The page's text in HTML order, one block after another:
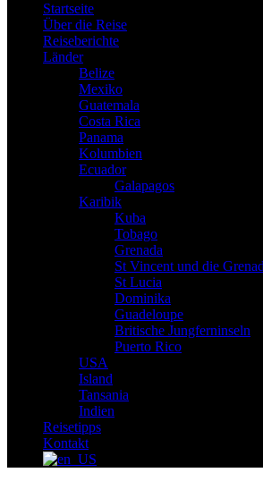
Startseite
Über die Reise
Reiseberichte
Länder
Belize
Mexiko
Guatemala
Costa Rica
Panama
Kolumbien
Ecuador
Galapagos
Karibik
Kuba
Tobago
Grenada
St Vincent und die
St Lucia
Dominika
Guadeloupe
Britische Jungferninseln
Puerto Rico
USA
Island
Tansania
Indien
Reisetipps
Kontakt